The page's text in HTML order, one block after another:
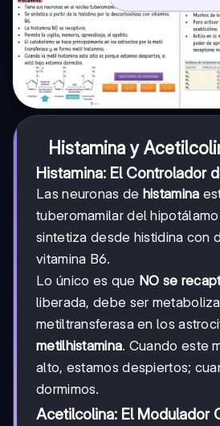
Histamina y
Histamina: El Controlador
Las neuronas de histamina
tuberomamilar del
sintetiza desde histidina con
vitamina B6.
Lo único es que NO se
liberada, debe ser
metiltransferasa en los
metilhistamina. Cuando este
alto, estamos despiertos;
dormimos.
Acetilcolina: El Modulador